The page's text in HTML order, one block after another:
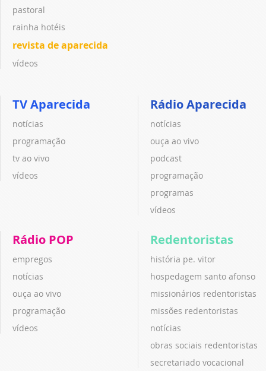
pastoral
rainha hotéis
revista de aparecida
vídeos
TV Aparecida
notícias
programação
tv ao vivo
vídeos
Rádio Aparecida
notícias
ouça ao vivo
podcast
programação
programas
vídeos
Rádio POP
empregos
notícias
ouça ao vivo
programação
vídeos
Redentoristas
história pe. vitor
hospedagem santo afonso
missionários redentoristas
missões redentoristas
notícias
obras sociais redentoristas
secretariado vocacional